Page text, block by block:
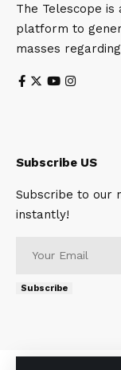
The Telescope is
platform to
masses
Subscribe US
Subscribe to our
instantly!
Subscribe